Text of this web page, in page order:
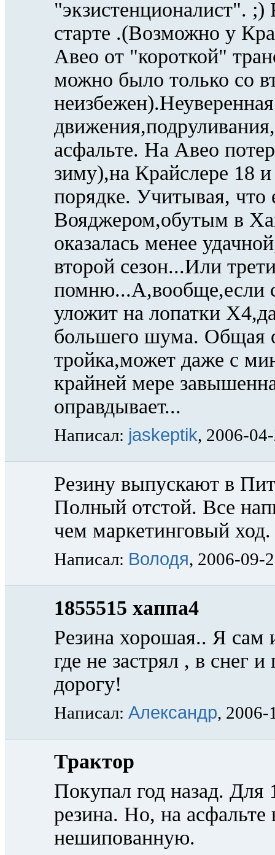
"экзистенционалист".
старте .(Возможно у
Авео от "короткой"
можно было только со
асфальте. На Авео
зиму),на Крайслере 18
порядке. Учитывая, что
Вояджером,обутым в
оказалась менее
второй сезон...Или
помню...А,вообще,если
уложит на лопатки
большего шума. Общая
тройка,может даже с
крайней мере
оправдывает...
Написал: jaskeptik, 2006-
Резину выпускают в
Полный отстой. Все
чем маркетинговый
Написал: Володя, 2006-09-
1855515 хаппа4
Резина хорошая.. Я сам
где не застрял , в снег
дорогу!
Написал: Александр, 2006-
Трактор
Покупал год назад. Для
резина. Но, на
нешипованную.